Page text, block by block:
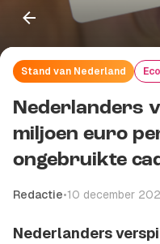
Stand van Nederland
Nederlanders
miljoen euro
ongebruikte
Redactie•10 december
Nederlanders